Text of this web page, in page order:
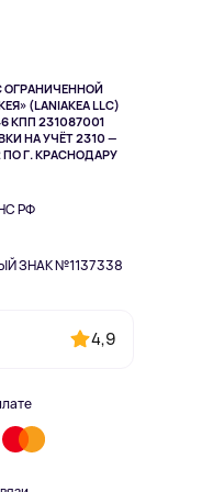
ОГРАНИЧЕННОЙ
(LANIAKEA LLC)
КПП 231087001
НА УЧЁТ 2310 —
Г. КРАСНОДАРУ
РФ
ЗНАК №1137338
4,9